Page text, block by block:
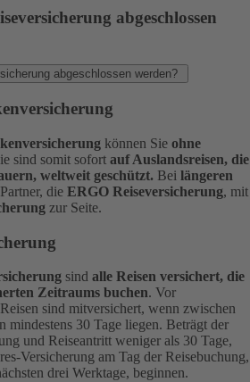
abgeschlossen
abgeschlossen werden?
können Sie ohne
sind somit sofort auf Auslandsreisen, die
weltweit geschützt. Bei längeren
die ERGO Reiseversicherung, mit
zur Seite.
sind alle Reisen versichert, die
Zeitraums buchen. Vor
sind mitversichert, wenn zwischen
mindestens 30 Tage liegen. Beträgt der
und Reiseantritt weniger als 30 Tage,
Versicherung am Tag der Reisebuchung,
drei Werktage, beginnen.